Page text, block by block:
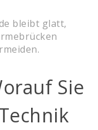
bleibt glatt,
Sie